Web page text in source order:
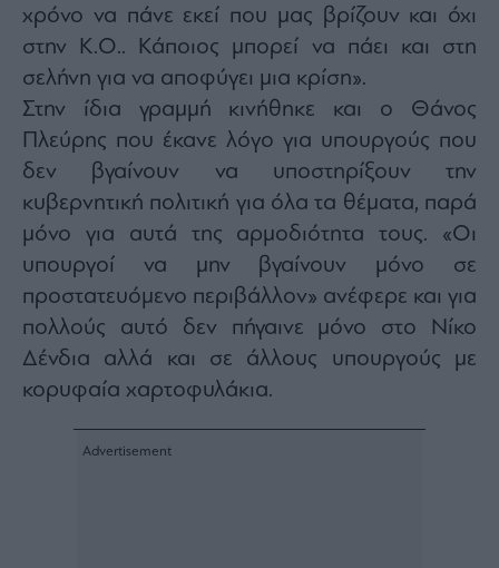
χρόνο να πάνε εκεί που μας βρίζουν και όχι
στην Κ.Ο.. Κάποιος μπορεί να πάει και στη
σελήνη για να αποφύγει μια κρίση».
Στην ίδια γραμμή κινήθηκε και ο Θάνος
Πλεύρης που έκανε λόγο για υπουργούς που
δεν βγαίνουν να υποστηρίξουν την
κυβερνητική πολιτική για όλα τα θέματα, παρά
μόνο για αυτά της αρμοδιότητα τους. «Οι
υπουργοί να μην βγαίνουν μόνο σε
προστατευόμενο περιβάλλον» ανέφερε και για
πολλούς αυτό δεν πήγαινε μόνο στο Νίκο
Δένδια αλλά και σε άλλους υπουργούς με
κορυφαία χαρτοφυλάκια.